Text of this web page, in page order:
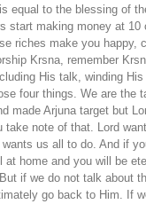
equal to the blessing of
start making money at
riches make you happy,
Krsna, remember
His talk, winding
four things. We are the
made Arjuna target but
take note of that. Lord
us all to do. And if
at home and you will be
if we do not talk about
go back to Him. If